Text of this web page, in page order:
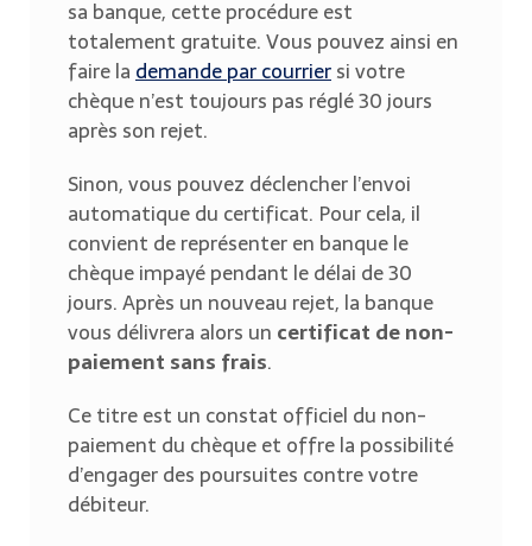
sa banque, cette procédure est
totalement gratuite. Vous pouvez ainsi en
faire lademande par courriersi votre
chèque n’est toujours pas réglé 30 jours
après son rejet.
Sinon, vous pouvez déclencher l’envoi
automatique du certificat. Pour cela, il
convient de représenter en banque le
chèque impayé pendant le délai de 30
jours. Après un nouveau rejet, la banque
vous délivrera alors un certificat de non-
paiement sans frais.
Ce titre est un constat officiel du non-
paiement du chèque et offre la possibilité
d’engager des poursuites contre votre
débiteur.